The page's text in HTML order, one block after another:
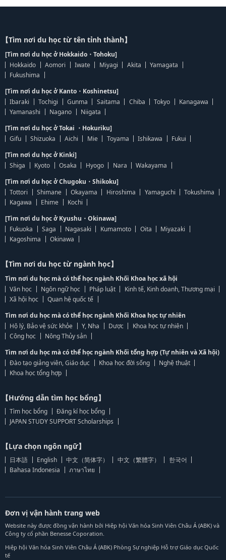
【Tìm nơi du học từ tên tỉnh thành】
[Tìm nơi du học ở Hokkaido・Tohoku]
Hokkaido
Aomori Iwate Miyagi Akita
Yamagata
Fukushima
[Tìm nơi du học ở Kanto・Koshinetsu]
Ibaraki
Tochigi Gunma Saitama Chiba Tokyo
Kanagawa
Yamanashi
Nagano
Niigata
[Tìm nơi du học ở Tokai ・Hokuriku]
Gifu
Shizuoka Aichi Mie Toyama Ishikawa
Fukui
[Tìm nơi du học ở Kinki]
Shiga
Kyoto Osaka Hyogo Nara
Wakayama
[Tìm nơi du học ở Chugoku・Shikoku]
Tottori
Shimane Okayama Hiroshima Yamaguchi
Tokushima
Kagawa
Ehime
Kochi
[Tìm nơi du học ở Kyushu・Okinawa]
Fukuoka
Saga Nagasaki Kumamoto Oita
Miyazaki
Kagoshima
Okinawa
【Tìm nơi du học từ ngành học】
Tìm nơi du học mà có thể học ngành Khối Khoa học xã hội
Văn học
Ngôn ngữ học Pháp luật
Kinh tế, Kinh doanh, Thương mại
Xã hội học
Quan hệ quốc tế
Tìm nơi du học mà có thể học ngành Khối Khoa học tự nhiên
Hộ lý, Bảo vệ sức khỏe
Y, Nha Dược
Khoa học tự nhiên
Công học
Nông Thủy sản
Tìm nơi du học mà có thể học ngành Khối tổng hợp (Tự nhiên và Xã hội)
Đào tạo giảng viên, Giáo dục
Khoa học đời sống
Nghệ thuật
Khoa học tổng hợp
【Hướng dẫn tìm học bổng】
Tìm học bổng
Đăng kí học bổng
JAPAN STUDY SUPPORT Scholarships
【Lựa chọn ngôn ngữ】
日本語 English 中文（简体字） 中文（繁體字）
한국어
Bahasa Indonesia
ภาษาไทย
Đơn vị vận hành trang web
Website này được đồng vận hành bởi Hiệp hội Văn hóa Sinh Viên Châu Á (ABK) và
Công ty cổ phần Benesse Coporation.
Hiệp hội Văn hóa Sinh Viên Châu Á (ABK) Phòng Sự nghiệp Hỗ trợ Giáo dục Quốc
tế